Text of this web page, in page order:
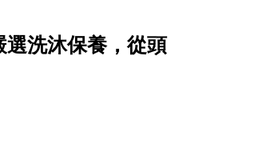
洗沐保養，從頭